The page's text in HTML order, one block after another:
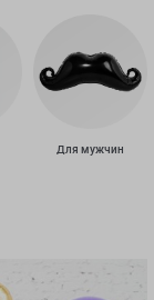
Для мужчин